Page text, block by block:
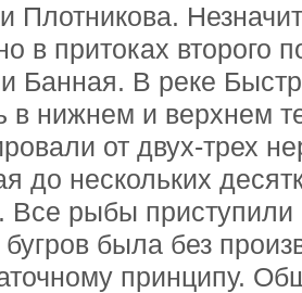
Плотникова.
в притоках второго
Банная. В реке
в нижнем и верхнем
от двух-трех
до нескольких
Все рыбы приступили
была без
принципу.